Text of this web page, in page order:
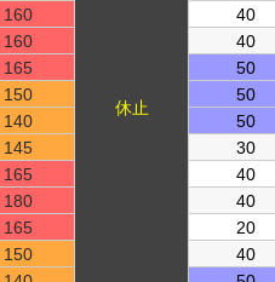
休止
160 40
160 40
165 50
150 50
140 50
145 30
165 40
180 40
165 20
150 40